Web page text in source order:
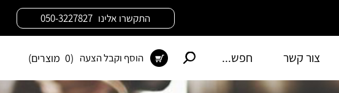
התקשרו אלינו 050-3227827
צור קשר הוסף וקבל הצעה (0 מוצרים)